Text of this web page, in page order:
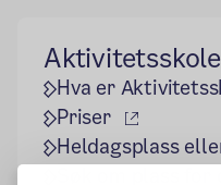
Hva er
Priser
(ekstern
Heldagsplass